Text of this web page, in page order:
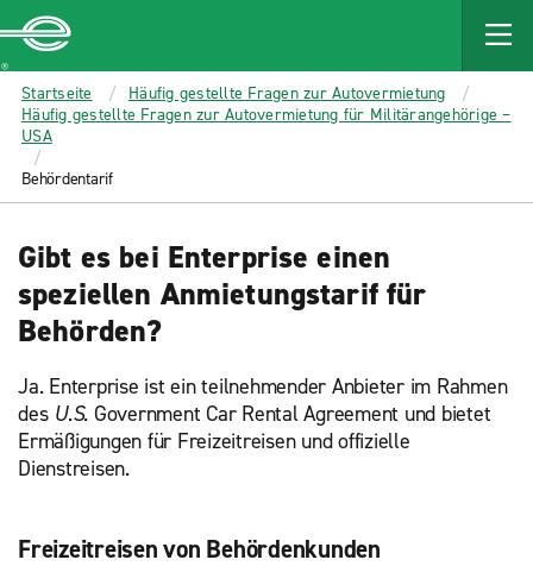
MAIN
CONTENT
Enterprise
Startseite
Häufig gestellte Fragen zur Autovermietung
Häufig gestellte Fragen zur Autovermietung für Militärangehörige –
USA
Behördentarif
Gibt es bei Enterprise einen
speziellen Anmietungstarif für
Behörden?
Ja. Enterprise ist ein teilnehmender Anbieter im Rahmen
des U.S. Government Car Rental Agreement und bietet
Ermäßigungen für Freizeitreisen und offizielle
Dienstreisen.
Freizeitreisen von Behördenkunden